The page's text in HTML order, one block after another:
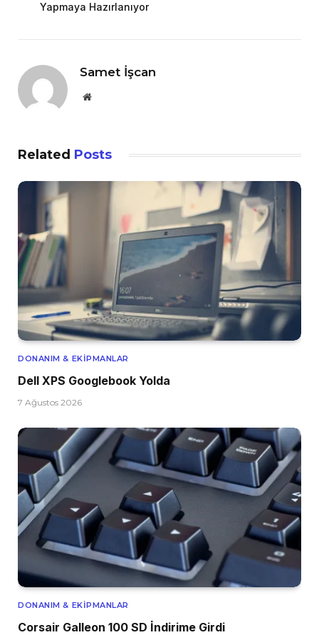
Yapmaya Hazırlanıyor
Samet İşcan
Website
Related Posts
DONANIM & EKIPMANLAR
Dell XPS Googlebook Yolda
7 Ağustos 2026
DONANIM & EKIPMANLAR
Corsair Galleon 100 SD İndirime Girdi